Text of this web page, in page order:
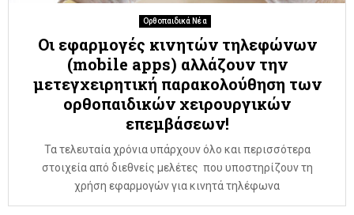
Ορθοπαιδικά Νέα
Οι εφαρμογές κινητών τηλεφώνων
(mobile apps) αλλάζουν την
μετεγχειρητική παρακολούθηση των
ορθοπαιδικών χειρουργικών
επεμβάσεων!
Τα τελευταία χρόνια υπάρχουν όλο και περισσότερα
στοιχεία από διεθνείς μελέτες που υποστηρίζουν τη
χρήση εφαρμογών για κινητά τηλέφωνα